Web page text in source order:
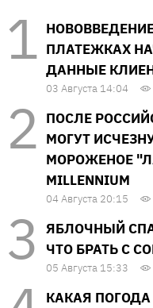
ПЛАТЕЖКАХ
ДАННЫЕ
03 Августа 14:04
ПОСЛЕ
МОГУТ
МОРОЖЕНОЕ
MILLENNIUM
04 Августа 20:15
ЯБЛОЧНЫЙ
ЧТО БРАТЬ С
05 Августа 15:33
КАКАЯ ПОГОДА